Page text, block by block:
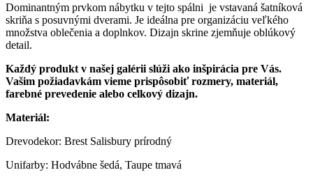
Dominantným prvkom nábytku v tejto spálni je vstavaná šatníková
skriňa s posuvnými dverami. Je ideálna pre organizáciu veľkého
množstva oblečenia a doplnkov. Dizajn skrine zjemňuje oblúkový
detail.
Každý produkt v našej galérii slúži ako inšpirácia pre Vás.
Vašim požiadavkám vieme prispôsobiť rozmery, materiál,
farebné prevedenie alebo celkový dizajn.
Materiál:
Drevodekor: Brest Salisbury prírodný
Unifarby: Hodvábne šedá, Taupe tmavá